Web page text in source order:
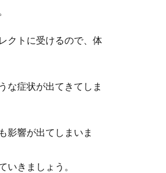
クトに受けるので、体
な症状が出てきてしま
影響が出てしまいま
いきましょう。